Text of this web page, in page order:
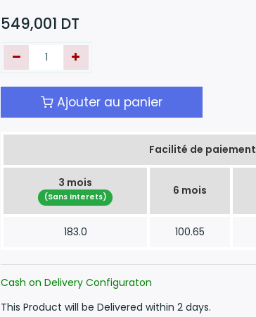
549,001 DT
Ajouter au panier
Facilité de paiement
3 mois
(Sans interets) 6 mois
183.0 100.65
Cash on Delivery Configuraton
This Product will be Delivered within 2 days.